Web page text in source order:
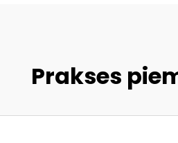
Prakses